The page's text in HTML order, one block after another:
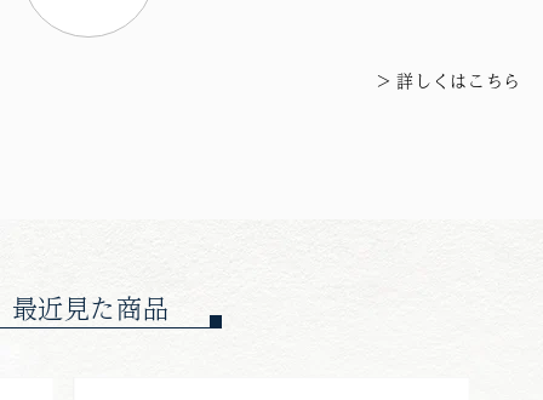
詳しくはこちら
最近見た商品